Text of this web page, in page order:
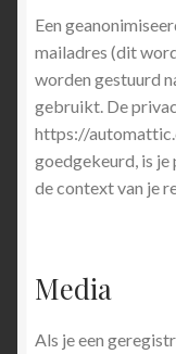
Een
mailadres (dit
worden gestuurd
gebruikt. De
https://
goedgekeurd, is
de context van je
Media
Als je een